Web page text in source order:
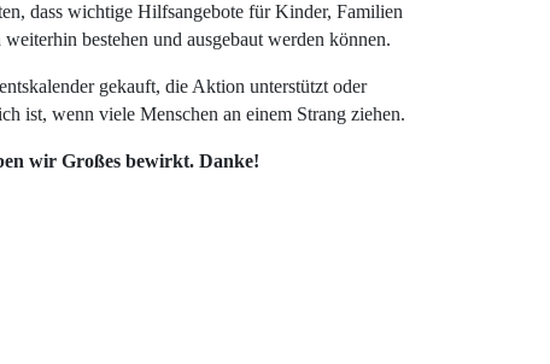
dass wichtige Hilfsangebote für Kinder, Familien
bestehen und ausgebaut werden können.
gekauft, die Aktion unterstützt oder
ist, wenn viele Menschen an einem Strang ziehen.
wir Großes bewirkt. Danke!